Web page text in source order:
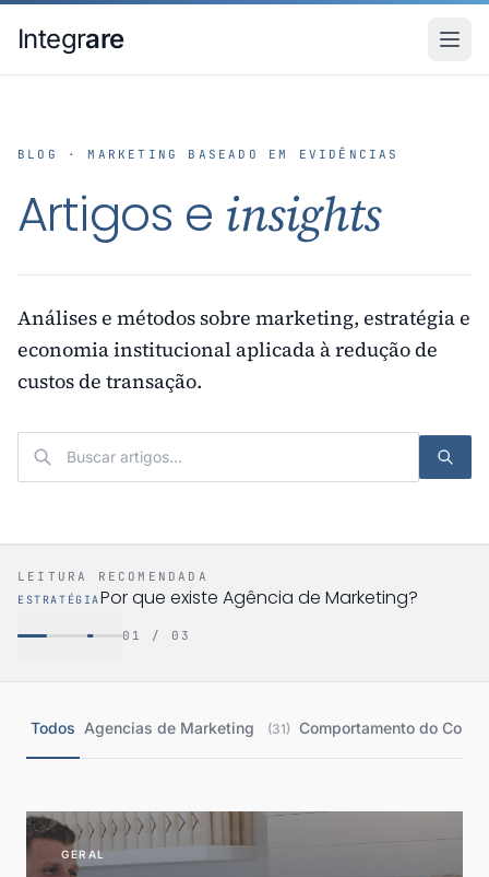
Integrare
BLOG · MARKETING BASEADO EM EVIDÊNCIAS
Artigos e insights
Análises e métodos sobre marketing, estratégia e
economia institucional aplicada à redução de
custos de transação.
LEITURA RECOMENDADA
ESTRATÉGIAPor que existe Agência de Marketing?
01 / 03
Todos Agencias de Marketing (31) Comportamento do
GERAL